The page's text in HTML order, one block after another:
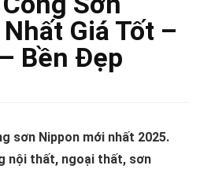
Giá Tốt –
Bền Đẹp
sơn Nippon mới nhất 2025.
nội thất, ngoại thất, sơn